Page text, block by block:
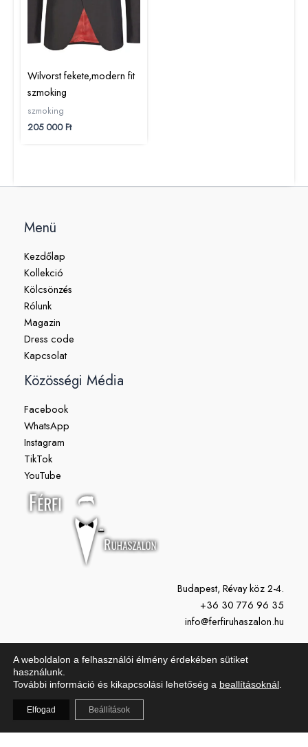
Wilvorst fekete,modern fit
szmoking
szmoking
205 000Ft
Menü
Kezdőlap
Kollekció
Kölcsönzés
Rólunk
Magazin
Dress code
Kapcsolat
Közösségi Média
Facebook
WhatsApp
Instagram
TikTok
YouTube
Budapest, Révay köz 2-4.
+36 30 776 96 35
info@ferfiruhaszalon.hu
H-P: 11:00-19:00
Vasárnap: Zárva
A weboldalon a felhasználói élmény érdekében sütiket
használunk.
További információ és kikapcsolási lehetőség a beallításoknál
Elfogad Beállítások